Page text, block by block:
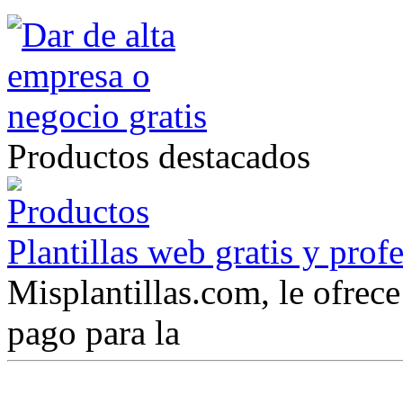
Productos destacados
Plantillas web gratis y
Misplantillas.com, le
pago para la